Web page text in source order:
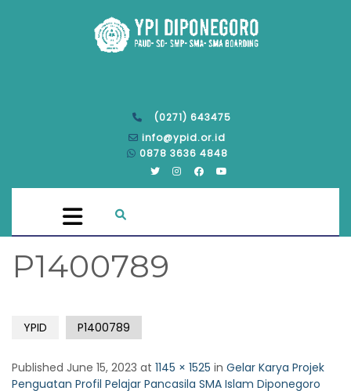
(0271) 643475
info@ypid.or.id
0878 3636 4848
P1400789
YPID P1400789
Published June 15, 2023 at 1145 × 1525 in Gelar Karya Projek
Penguatan Profil Pelajar Pancasila SMA Islam Diponegoro